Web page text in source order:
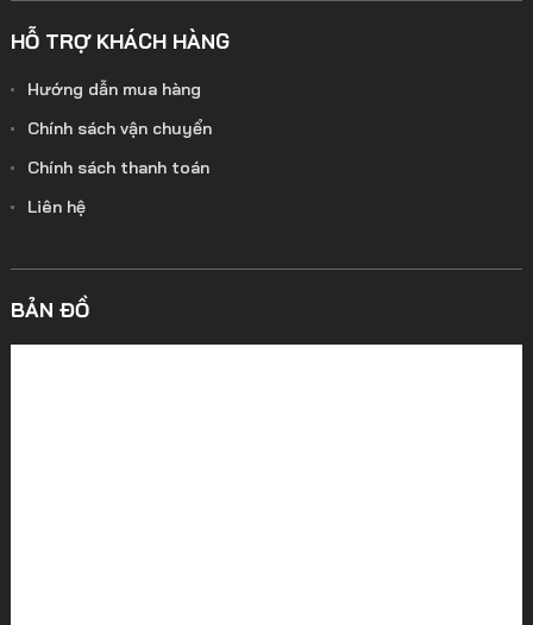
HỖ TRỢ KHÁCH HÀNG
Hướng dẫn mua hàng
Chính sách vận chuyển
Chính sách thanh toán
Liên hệ
BẢN ĐỒ